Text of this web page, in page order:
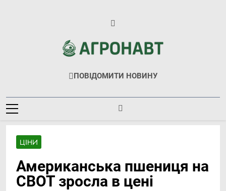
Агронавт
Новини Українського Агробізнесу
ПОВІДОМИТИ НОВИНУ
ЦІНИ
Американська пшениця на
CBOT зросла в цені